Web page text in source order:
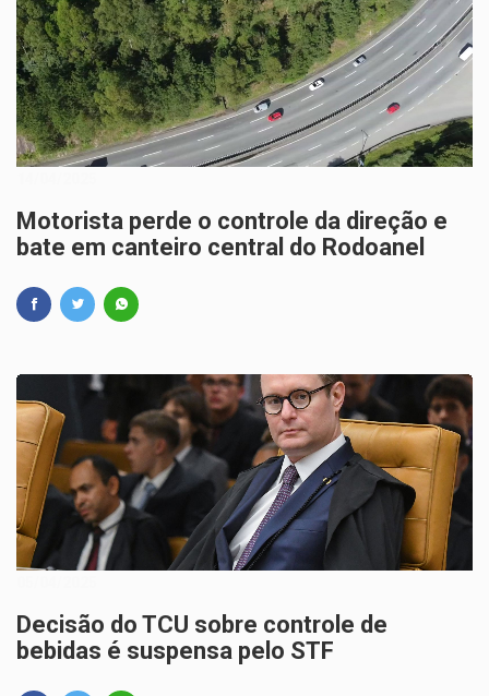
Motorista perde o controle da direção e
bate em canteiro central do Rodoanel
Decisão do TCU sobre controle de
bebidas é suspensa pelo STF